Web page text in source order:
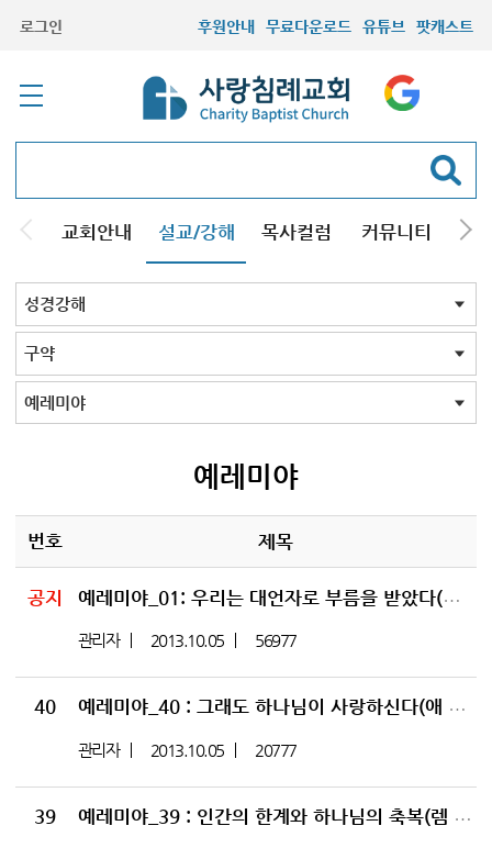
로그인 후원안내 무료다운로드 유튜브 팟캐스트
교회안내 설교/강해 목사컬럼 커뮤니티 기
주일설교
성경강해
시리즈설교
기타방송
성경강해 전체
신약
구약
성경맥잡기
구약 전체
창세기
창세기2026
욥기
예레미야
예레미야
번호 제목
공지 예레미야_01: 우리는 대언자로 부름을 받았다(렘 1:1~10)
관리자 2013.10.05 56977
40 예레미야_40 : 그래도 하나님이 사랑하신다(애 3:1~6, 19~41)
관리자 2013.10.05 20777
39 예레미야_39 : 인간의 한계와 하나님의 축복(렘 45:1~5)